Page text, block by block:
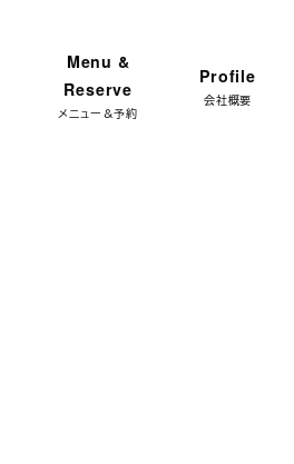
Menu &
Reserve
メニュー＆予約
Profile
会社概要